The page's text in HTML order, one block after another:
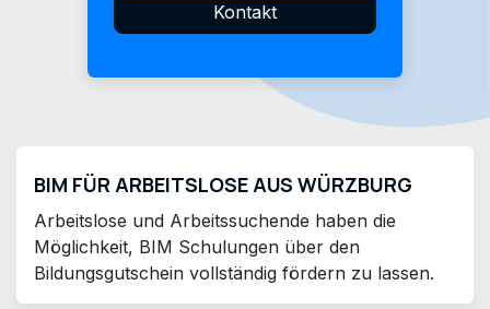
Kontakt
BIM FÜR ARBEITSLOSE AUS WÜRZBURG
Arbeitslose und Arbeitssuchende haben die
Möglichkeit, BIM Schulungen über den
Bildungsgutschein vollständig fördern zu lassen.